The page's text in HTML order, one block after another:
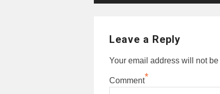
Leave a Reply
Your email address will not
Comment*